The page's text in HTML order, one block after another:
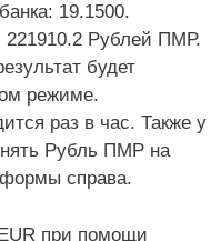
19.1500.
221910.2 Рублей ПМР.
будет
режиме.
раз в час. Также у
Рубль ПМР на
справа.
при помощи